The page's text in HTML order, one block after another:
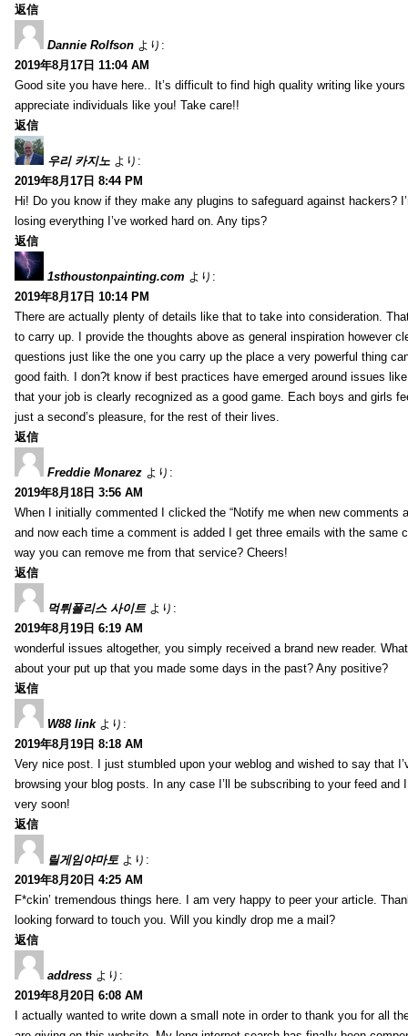
返信
Dannie Rolfson より:
2019年8月17日 11:04 AM
Good site you have here.. It’s difficult to find high quality writing like
appreciate individuals like you! Take care!!
返信
우리 카지노 より:
2019年8月17日 8:44 PM
Hi! Do you know if they make any plugins to safeguard against hackers?
losing everything I’ve worked hard on. Any tips?
返信
1sthoustonpainting.com より:
2019年8月17日 10:14 PM
There are actually plenty of details like that to take into consideration.
to carry up. I provide the thoughts above as general inspiration however
questions just like the one you carry up the place a very powerful thing
good faith. I don?t know if best practices have emerged around issues
that your job is clearly recognized as a good game. Each boys and girls
just a second’s pleasure, for the rest of their lives.
返信
Freddie Monarez より:
2019年8月18日 3:56 AM
When I initially commented I clicked the “Notify me when new comments
and now each time a comment is added I get three emails with the same
way you can remove me from that service? Cheers!
返信
먹튀폴리스 사이트 より:
2019年8月19日 6:19 AM
wonderful issues altogether, you simply received a brand new reader.
about your put up that you made some days in the past? Any positive?
返信
W88 link より:
2019年8月19日 8:18 AM
Very nice post. I just stumbled upon your weblog and wished to say that
browsing your blog posts. In any case I’ll be subscribing to your feed and
very soon!
返信
릴게임야마토 より:
2019年8月20日 4:25 AM
F*ckin’ tremendous things here. I am very happy to peer your article.
looking forward to touch you. Will you kindly drop me a mail?
返信
address より:
2019年8月20日 6:08 AM
I actually wanted to write down a small note in order to thank you for all